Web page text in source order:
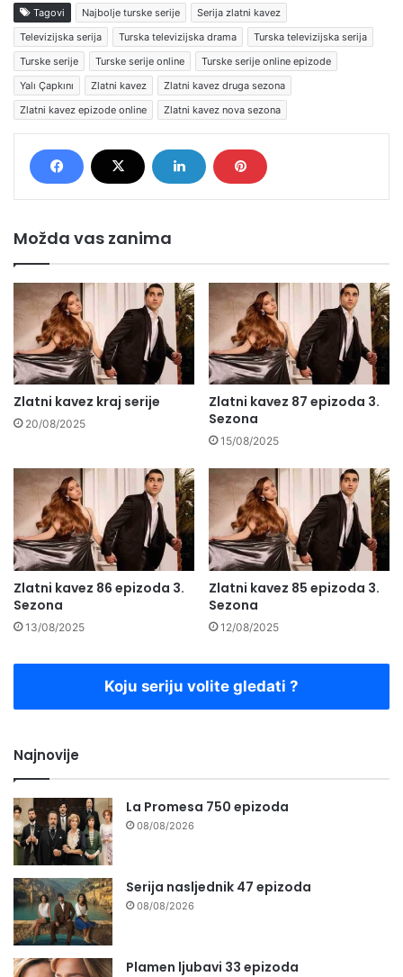
Tagovi Najbolje turske serije
Serija zlatni kavez
Televizijska serija
Turska televizijska drama
Turska televizijska serija
Turske serije
Turske serije online
Turske serije online epizode
Yalı Çapkını
Zlatni kavez
Zlatni kavez druga sezona
Zlatni kavez epizode online
Zlatni kavez nova sezona
Možda vas zanima
Zlatni kavez kraj serije
20/08/2025
Zlatni kavez 87 epizoda 3.
Sezona
15/08/2025
Zlatni kavez 86 epizoda 3.
Sezona
13/08/2025
Zlatni kavez 85 epizoda 3.
Sezona
12/08/2025
Koju seriju volite gledati ?
Najnovije
La Promesa 750 epizoda
08/08/2026
Serija nasljednik 47 epizoda
08/08/2026
Plamen ljubavi 33 epizoda